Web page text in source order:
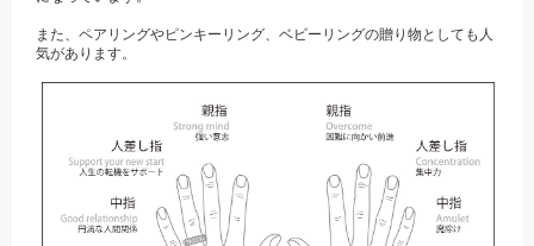
また、ペアリングやピンキーリング、ベビーリングの贈り物としても人
気があります。